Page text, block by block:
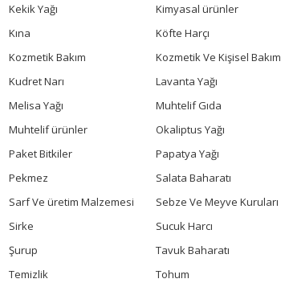
Kekik Yağı
Kimyasal ürünler
Kına
Köfte Harçı
Kozmetik Bakım
Kozmetik Ve Kişisel Bakım
Kudret Narı
Lavanta Yağı
Melisa Yağı
Muhtelif Gıda
Muhtelif ürünler
Okaliptus Yağı
Paket Bitkiler
Papatya Yağı
Pekmez
Salata Baharatı
Sarf Ve üretim Malzemesi
Sebze Ve Meyve Kuruları
Sirke
Sucuk Harcı
Şurup
Tavuk Baharatı
Temizlik
Tohum